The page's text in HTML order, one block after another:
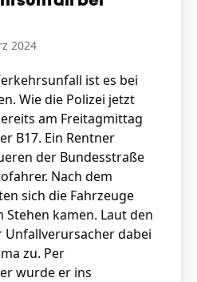
2024
ist es bei
Wie die Polizei jetzt
am Freitagmittag
B17. Ein Rentner
der Bundesstraße
Nach dem
sich die Fahrzeuge
Stehen kamen. Laut den
Unfallverursacher dabei
zu. Per
wurde er ins